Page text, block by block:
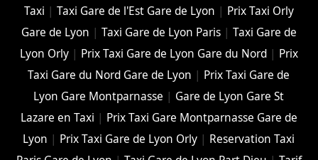
Taxi | Taxi Gare de l'Est Gare de Lyon | Prix Taxi Orly
Gare de Lyon | Taxi Gare de Lyon Paris| Taxi Gare de
Lyon Orly| Prix Taxi Gare de Lyon Gare du Nord| Prix
Taxi Gare du Nord Gare de Lyon | Prix Taxi Gare de
Lyon Gare Montparnasse | Gare de Lyon Gare St
Lazare en Taxi | Prix Taxi Gare Montparnasse Gare de
Lyon | Prix Taxi Gare de Lyon Orly | Reservation Taxi